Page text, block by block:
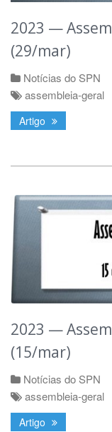
2023 —
(29/mar)
Notícias do SPN
assembleia-geral
Artigo
2023 —
(15/mar)
Notícias do SPN
assembleia-geral
Artigo